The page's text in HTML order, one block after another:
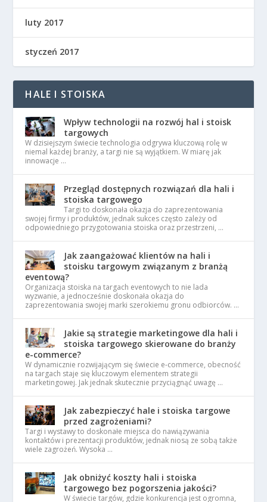
luty 2017
styczeń 2017
HALE I STOISKA
Wpływ technologii na rozwój hal i stoisk
targowych
W dzisiejszym świecie technologia odgrywa kluczową rolę w
niemal każdej branży, a targi nie są wyjątkiem. W miarę jak
innowacje …
Przegląd dostępnych rozwiązań dla hali i
stoiska targowego
Targi to doskonała okazja do zaprezentowania
swojej firmy i produktów, jednak sukces często zależy od
odpowiedniego przygotowania stoiska oraz przestrzeni, …
Jak zaangażować klientów na hali i
stoisku targowym związanym z branżą
eventową?
Organizacja stoiska na targach eventowych to nie lada
wyzwanie, a jednocześnie doskonała okazja do
zaprezentowania swojej marki szerokiemu gronu odbiorców. …
Jakie są strategie marketingowe dla hali i
stoiska targowego skierowane do branży
e-commerce?
W dynamicznie rozwijającym się świecie e-commerce, obecność
na targach staje się kluczowym elementem strategii
marketingowej. Jak jednak skutecznie przyciągnąć uwagę …
Jak zabezpieczyć hale i stoiska targowe
przed zagrożeniami?
Targi i wystawy to doskonałe miejsca do nawiązywania
kontaktów i prezentacji produktów, jednak niosą ze sobą także
wiele zagrożeń. Wysoka …
Jak obniżyć koszty hali i stoiska
targowego bez pogorszenia jakości?
W świecie targów, gdzie konkurencja jest ogromna,